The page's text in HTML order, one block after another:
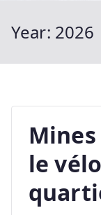
Year: 2026
le